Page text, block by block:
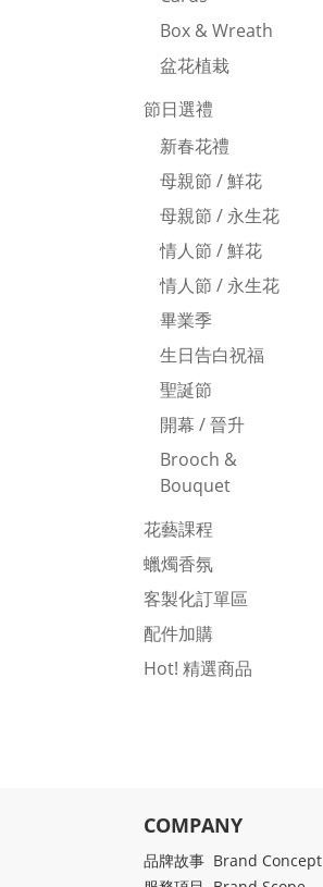
Box & Wreath
盆花植栽
節日選禮
新春花禮
母親節 / 鮮花
母親節 / 永生花
情人節 / 鮮花
情人節 / 永生花
畢業季
生日告白祝福
聖誕節
開幕 / 晉升
Brooch &
Bouquet
花藝課程
蠟燭香氛
客製化訂單區
配件加購
Hot! 精選商品
COMPANY
品牌故事 Brand Concept